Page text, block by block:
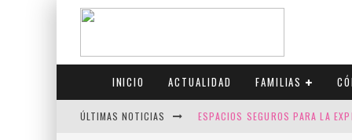
INICIO ACTUALIDAD FAMILIAS
ÚLTIMAS NOTICIAS ESPACIOS SEGUROS PARA LA